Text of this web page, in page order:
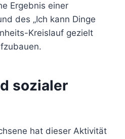
Ergebnis einer
des „Ich kann Dinge
Kreislauf gezielt
sozialer
hat dieser Aktivität